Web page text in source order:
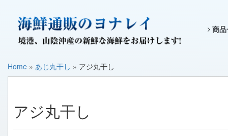
商
Home » あじ丸干し » アジ丸干し
アジ丸干し